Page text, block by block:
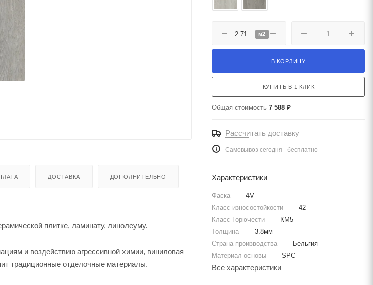
ДОСТАВКА ДОПОЛНИТЕЛЬНО
плитке, ламинату, линолеуму.
и воздействию агрессивной химии, виниловая
традиционные отделочные материалы.
м2
В КОРЗИНУ
КУПИТЬ В 1 КЛИК
Общая стоимость 7 588 ₽
Рассчитать доставку
Самовывоз сегодня - бесплатно
Характеристики
Фаска — 4V
Класс износостойкости — 42
Класс Горючести —
КМ5
Толщина — 3.8мм
Страна производства —
Бельгия
Материал основы — SPC
Все характеристики